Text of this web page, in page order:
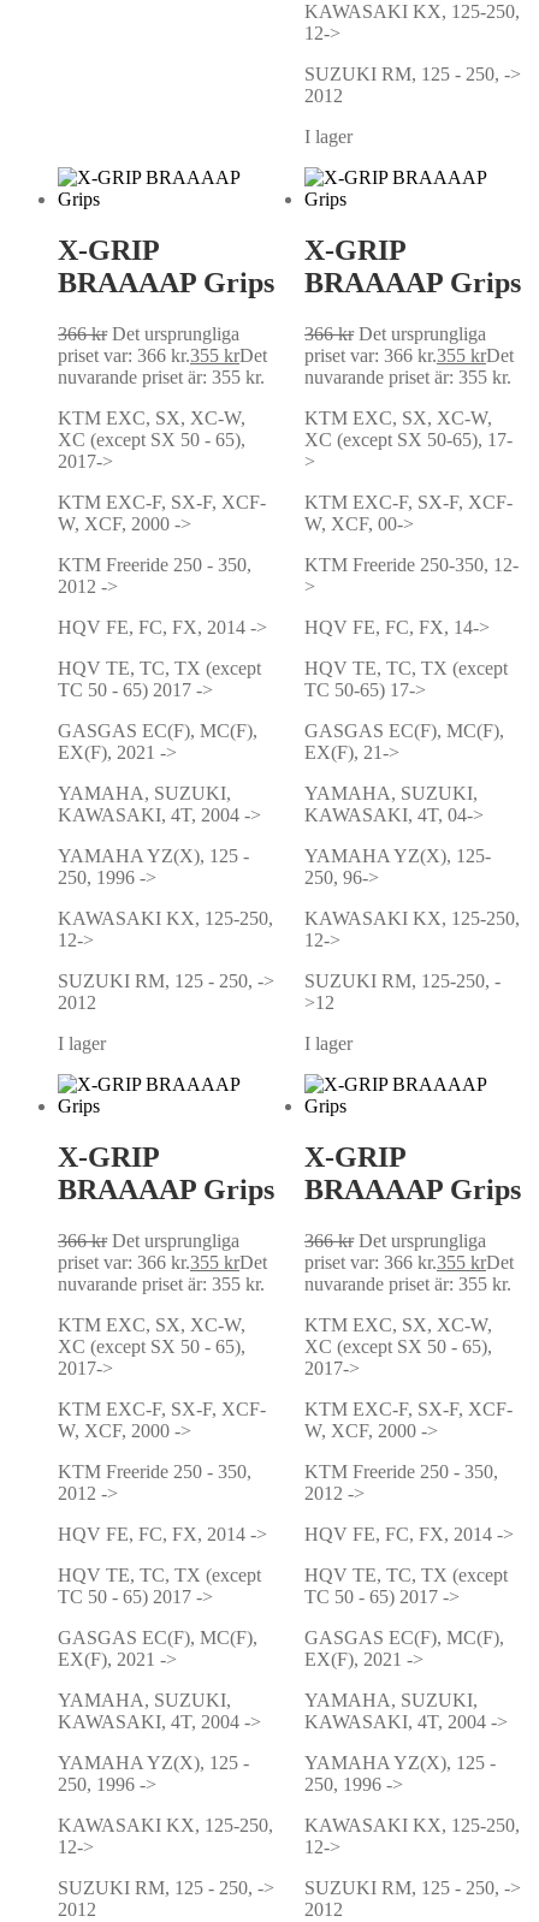
KAWASAKI KX, 125-250,
12->
SUZUKI RM, 125 - 250, ->
2012
I lager
X-GRIP
BRAAAAP Grips
366kr Det ursprungliga
priset var: 366 kr.355 krDet
nuvarande priset är: 355 kr.
KTM EXC, SX, XC-W,
XC (except SX 50 - 65),
2017->
KTM EXC-F, SX-F, XCF-
W, XCF, 2000 ->
KTM Freeride 250 - 350,
2012 ->
HQV FE, FC, FX, 2014 ->
HQV TE, TC, TX (except
TC 50 - 65) 2017 ->
GASGAS EC(F), MC(F),
EX(F), 2021 ->
YAMAHA, SUZUKI,
KAWASAKI, 4T, 2004 ->
YAMAHA YZ(X), 125 -
250, 1996 ->
KAWASAKI KX, 125-250,
12->
SUZUKI RM, 125 - 250, ->
2012
I lager
X-GRIP
BRAAAAP Grips
366kr Det ursprungliga
priset var: 366 kr.355 krDet
nuvarande priset är: 355 kr.
KTM EXC, SX, XC-W,
XC (except SX 50-65), 17-
>
KTM EXC-F, SX-F, XCF-
W, XCF, 00->
KTM Freeride 250-350, 12-
>
HQV FE, FC, FX, 14->
HQV TE, TC, TX (except
TC 50-65) 17->
GASGAS EC(F), MC(F),
EX(F), 21->
YAMAHA, SUZUKI,
KAWASAKI, 4T, 04->
YAMAHA YZ(X), 125-
250, 96->
KAWASAKI KX, 125-250,
12->
SUZUKI RM, 125-250, -
>12
I lager
X-GRIP
BRAAAAP Grips
366kr Det ursprungliga
priset var: 366 kr.355 krDet
nuvarande priset är: 355 kr.
KTM EXC, SX, XC-W,
XC (except SX 50 - 65),
2017->
KTM EXC-F, SX-F, XCF-
W, XCF, 2000 ->
KTM Freeride 250 - 350,
2012 ->
HQV FE, FC, FX, 2014 ->
HQV TE, TC, TX (except
TC 50 - 65) 2017 ->
GASGAS EC(F), MC(F),
EX(F), 2021 ->
YAMAHA, SUZUKI,
KAWASAKI, 4T, 2004 ->
YAMAHA YZ(X), 125 -
250, 1996 ->
KAWASAKI KX, 125-250,
12->
SUZUKI RM, 125 - 250, ->
2012
X-GRIP
BRAAAAP Grips
366kr Det ursprungliga
priset var: 366 kr.355 krDet
nuvarande priset är: 355 kr.
KTM EXC, SX, XC-W,
XC (except SX 50 - 65),
2017->
KTM EXC-F, SX-F, XCF-
W, XCF, 2000 ->
KTM Freeride 250 - 350,
2012 ->
HQV FE, FC, FX, 2014 ->
HQV TE, TC, TX (except
TC 50 - 65) 2017 ->
GASGAS EC(F), MC(F),
EX(F), 2021 ->
YAMAHA, SUZUKI,
KAWASAKI, 4T, 2004 ->
YAMAHA YZ(X), 125 -
250, 1996 ->
KAWASAKI KX, 125-250,
12->
SUZUKI RM, 125 - 250, ->
2012